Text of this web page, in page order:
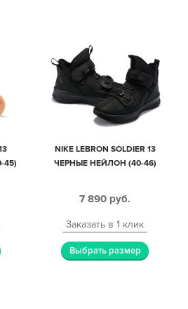
45)
NIKE LEBRON SOLDIER 13
ЧЕРНЫЕ НЕЙЛОН (40-46)
7 890 руб.
Заказать в 1 клик
Выбрать размер